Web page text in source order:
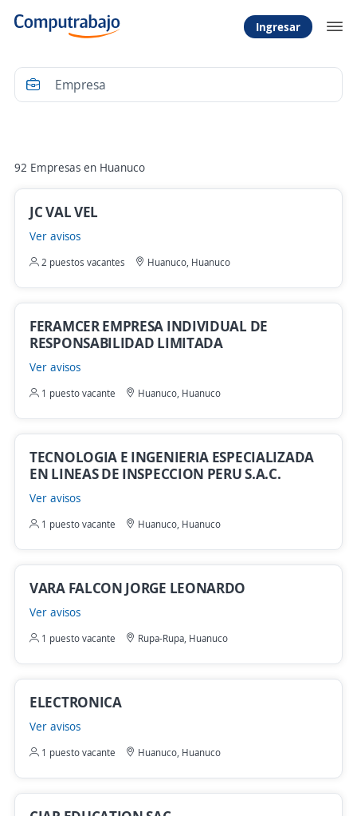
Ingresar
92 Empresas en Huanuco
JC VAL VEL
Ver avisos
2 puestos vacantes Huanuco, Huanuco
FERAMCER EMPRESA INDIVIDUAL DE
RESPONSABILIDAD LIMITADA
Ver avisos
1 puesto vacante Huanuco, Huanuco
TECNOLOGIA E INGENIERIA ESPECIALIZADA
EN LINEAS DE INSPECCION PERU S.A.C.
Ver avisos
1 puesto vacante Huanuco, Huanuco
VARA FALCON JORGE LEONARDO
Ver avisos
1 puesto vacante Rupa-Rupa, Huanuco
ELECTRONICA
Ver avisos
1 puesto vacante Huanuco, Huanuco